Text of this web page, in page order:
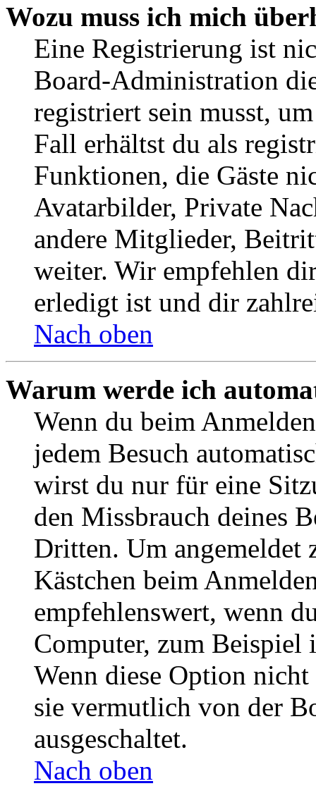
Wozu muss ich mich
Eine Registrierung ist
Board-Administration
registriert sein musst,
Fall erhältst du als
Funktionen, die Gäste
Avatarbilder, Private
andere Mitglieder,
weiter. Wir empfehlen
erledigt ist und dir
Nach oben
Warum werde ich
Wenn du beim
jedem Besuch
wirst du nur für eine
den Missbrauch deines
Dritten. Um angemeldet
Kästchen beim
empfehlenswert, wenn
Computer, zum Beispiel
Wenn diese Option
sie vermutlich von der
ausgeschaltet.
Nach oben